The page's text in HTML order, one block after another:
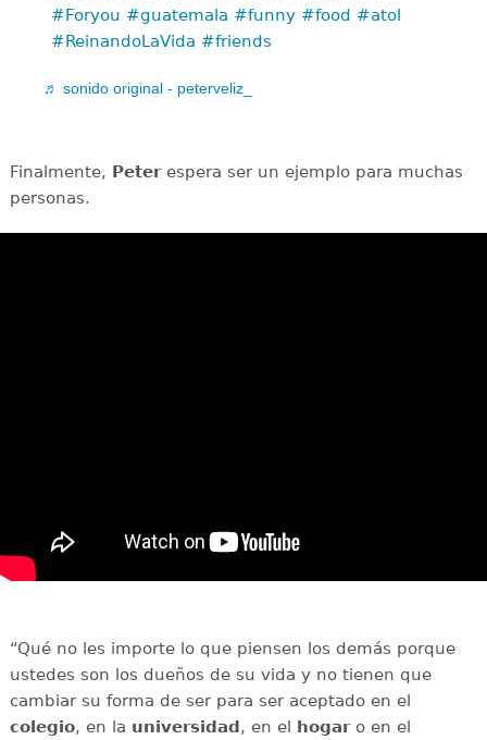
#Foryou #guatemala #funny #food #atol
#ReinandoLaVida #friends
♬ sonido original - peterveliz_
Finalmente, Peterespera ser un ejemplo para muchas
personas.
“Qué no les importe lo que piensen los demás porque
ustedes son los dueños de su vida y no tienen que
cambiar su forma de ser para ser aceptado en el
colegio, en la universidad, en el hogaro en el